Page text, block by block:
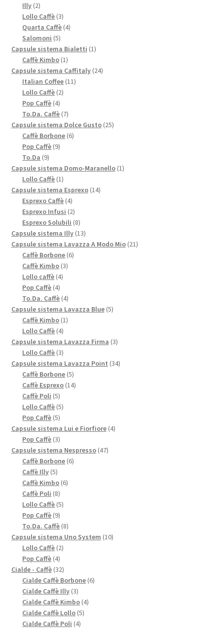
Illy 22
prodotti
Lollo Caffè 33
prodotti
Quarta Caffè 44
Salomoni 55
prodotti
Capsule sistema Bialetti 11
Caffè Kimbo 11
prodotto
Capsule sistema Caffitaly 2424
Italian Coffee 1111
Lollo Caffè 22
Pop Caffè 44
prodotti
To.Da. Caffè 77
prodotti
Capsule sistema Dolce Gusto 2525
Caffè Borbone 66
Pop Caffè 99
To.Da 99
prodotti
Capsule sistema Domo-Maranello 11
Lollo Caffè 11
prodotto
Capsule sistema Esprexo 1414
Esprexo Caffè 44
prodotti
Esprexo Infusi 22
prodotti
Esprexo Solubili 88
prodotti
Capsule sistema Illy 1313
prodotti
Capsule sistema Lavazza A Modo Mio 2121
Caffè Borbone 66
Caffè Kimbo 33
Lollo caffè 44
Pop Caffè 44
prodotti
To.Da. Caffè 44
prodotti
Capsule sistema Lavazza Blue 55
Caffè Kimbo 11
Lollo Caffè 44
prodotti
Capsule sistema Lavazza Firma 33
Lollo Caffè 33
prodotti
Capsule sistema Lavazza Point 3434
Caffè Borbone 55
prodotti
Caffè Esprexo 1414
Caffè Poli 55
prodotti
Lollo Caffè 55
Pop Caffè 55
prodotti
Capsule sistema Lui e Fiorfiore 44
Pop Caffè 33
prodotti
Capsule sistema Nespresso 4747
Caffè Borbone 66
Caffè Illy 55
prodotti
Caffè Kimbo 66
Caffè Poli 88
prodotti
Lollo Caffè 55
Pop Caffè 99
prodotti
To.Da. Caffè 88
prodotti
Capsule sistema Uno System 1010
Lollo Caffè 22
Pop Caffè 44
prodotti
Cialde - Caffè 3232
prodotti
Cialde Caffè Borbone 66
Cialde Caffè Illy 33
prodotti
Cialde Caffè Kimbo 44
Cialde Caffè Lollo 55
Cialde Caffè Poli 44